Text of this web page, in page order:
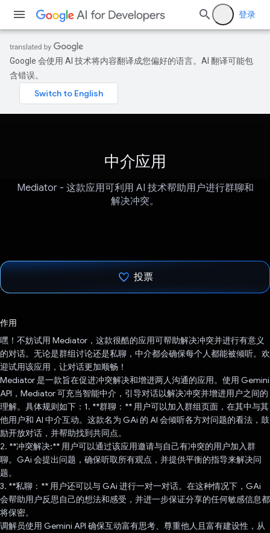
登录
Google 会使用 AI 技术将内容翻译成您偏好的语言。AI 翻译可能包
含错误。
中介应用
Mediator - 这款应用可利用 AI 技术帮助用户进行群聊和
解决冲突。
投票
作用
嘿！不妨试用 Mediator，这款很酷的应用可帮助解决冲突并进行有意义
的对话。无论是群组讨论还是私聊，中介都会确保每个人都能被倾听。欢
迎试用该应用，让对话更加顺畅！
Mediator 是一款旨在促进冲突解决和增进两人沟通的应用。使用 Gemini
API，Mediator 可充当智能中介，引导对话以解决冲突并增进用户之间的
理解。具体规则如下：1. **群聊：** 用户可以加入群组页面，在其中与其
他用户和 AI 中介互动。这款名为 GAi 的 AI 会倾听各方对问题的看法，鼓
励开放对话，并帮助找到共同点。
2. **冲突解决:** 用户可以通过该应用邀请与自己有冲突的用户加入群
聊。GAi 会提出问题，确保听取所有观点，并提供平衡的指导来解决问
题。
3. **私聊：** 用户还可以与 GAi 进行一对一对话。在这种情况下，GAi
会帮助用户反思自己的想法和感受，并进一步保证分享的任何敏感信息都
将保密。
调解员使用 Gemini API 确保互动富有思考、尊重他人且富有建设性，从